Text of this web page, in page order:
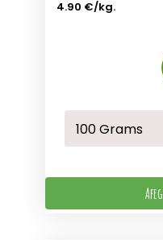
4.90 €/kg.